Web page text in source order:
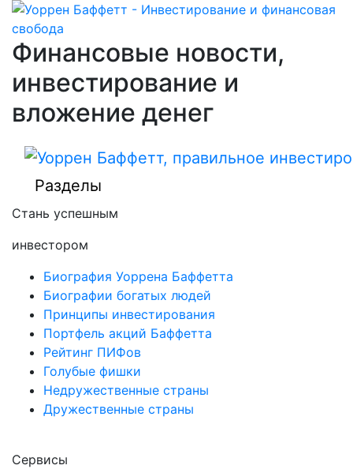
Финансовые новости,
инвестирование и
вложение денег
Разделы
Стань успешным
инвестором
Биография Уоррена Баффетта
Биографии богатых людей
Принципы инвестирования
Портфель акций Баффетта
Рейтинг ПИФов
Голубые фишки
Недружественные страны
Дружественные страны
Сервисы